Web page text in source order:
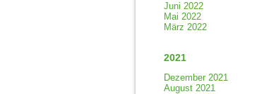
Juni 2022
Mai 2022
März 2022
2021
Dezember 2021
August 2021